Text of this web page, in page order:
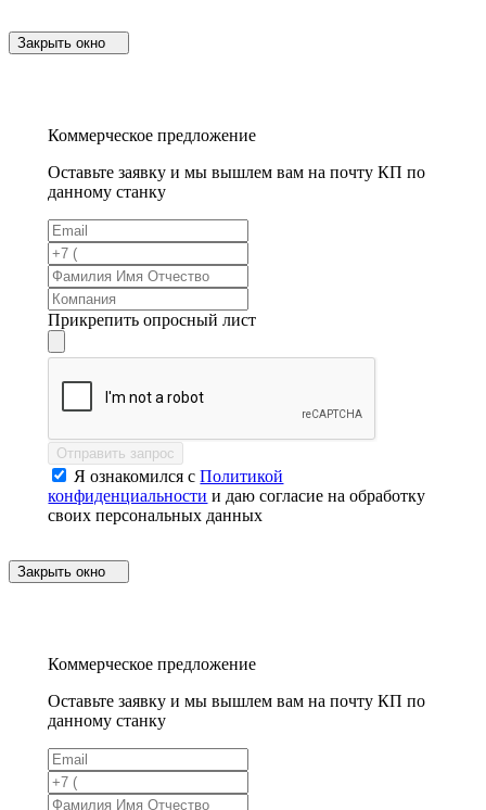
Закрыть окно
Коммерческое предложение
Оставьте заявку и мы вышлем вам на почту КП по
данному станку
Прикрепить опросный лист
Отправить запрос
Я ознакомился сПолитикой
конфиденциальности и даю согласие на обработку
своих персональных данных
Закрыть окно
Коммерческое предложение
Оставьте заявку и мы вышлем вам на почту КП по
данному станку